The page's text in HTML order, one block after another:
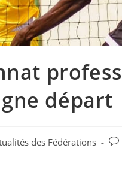
départ
des Fédérations